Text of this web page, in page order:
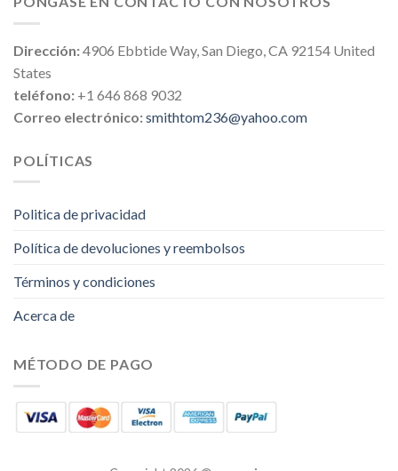
Dirección:4906 Ebbtide Way, San Diego, CA 92154 United
States
teléfono: +1 646 868 9032
Correo electrónico:smithtom236@yahoo.com
POLÍTICAS
Politica de privacidad
Política de devoluciones y reembolsos
Términos y condiciones
Acerca de
MÉTODO DE PAGO